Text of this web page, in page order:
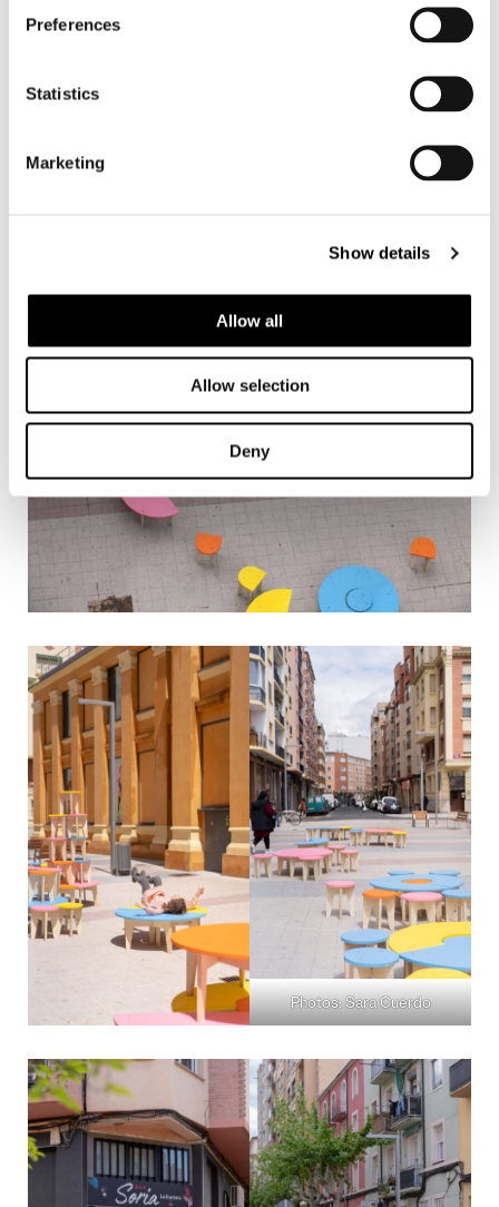
Preferences
Statistics
Marketing
Show details
Allow all
Allow selection
Deny
Photos: Sara Cuerdo